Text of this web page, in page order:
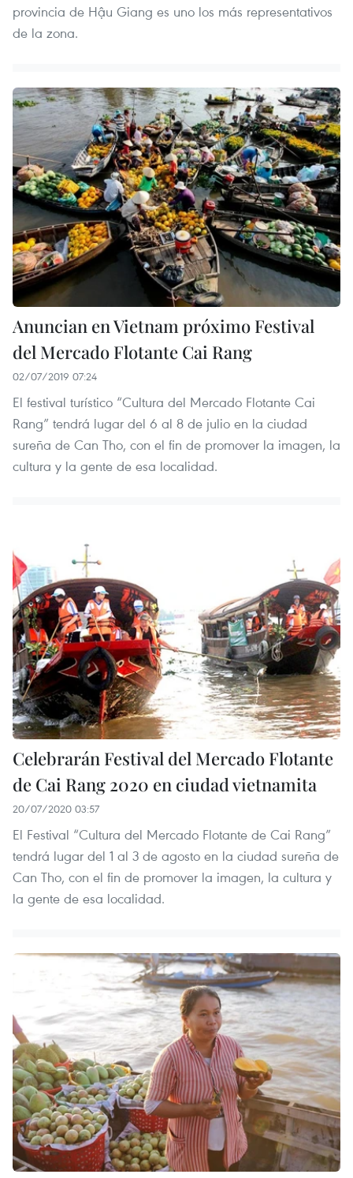
provincia de Hậu Giang es uno los más representativos
de la zona.
Anuncian en Vietnam próximo Festival
del Mercado Flotante Cai Rang
02/07/2019 07:24
El festival turístico “Cultura del Mercado Flotante Cai
Rang” tendrá lugar del 6 al 8 de julio en la ciudad
sureña de Can Tho, con el fin de promover la imagen, la
cultura y la gente de esa localidad.
Celebrarán Festival del Mercado Flotante
de Cai Rang 2020 en ciudad vietnamita
20/07/2020 03:57
El Festival “Cultura del Mercado Flotante de Cai Rang”
tendrá lugar del 1 al 3 de agosto en la ciudad sureña de
Can Tho, con el fin de promover la imagen, la cultura y
la gente de esa localidad.